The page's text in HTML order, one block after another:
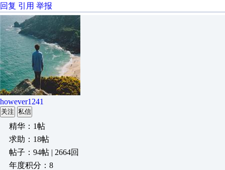
回复 引用 举报
however1241
关注 私信
精华：1帖
求助：18帖
帖子：94帖 | 2664回
年度积分：8